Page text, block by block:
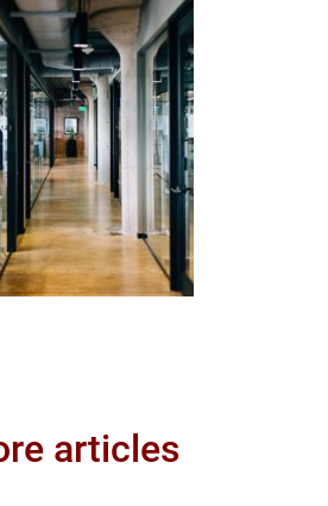
articles